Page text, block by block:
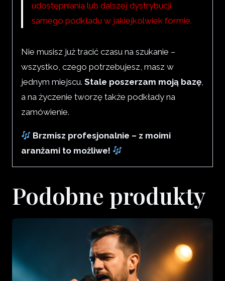
udostępniania lub dalszej dystrybucji
samego podkładu w jakiejkolwiek formie.
Nie musisz już tracić czasu na szukanie –
wszystko, czego potrzebujesz, masz w
jednym miejscu. Stale poszerzam moją bazę,
a na życzenie tworzę także podkłady na
zamówienie.
Brzmisz profesjonalnie – z moimi
aranżami to możliwe!
Podobne produkty